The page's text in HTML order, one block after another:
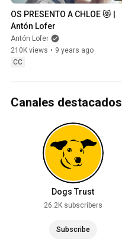
OS PRESENTO A CHLOE 😻 |
Antón Lofer
Antón Lofer
210K views • 9 years ago
CC
Canales destacados
Dogs Trust
26.2K subscribers
Subscribe